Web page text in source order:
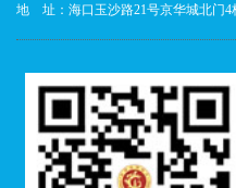
地 址：海口玉沙路21号京华城北门4